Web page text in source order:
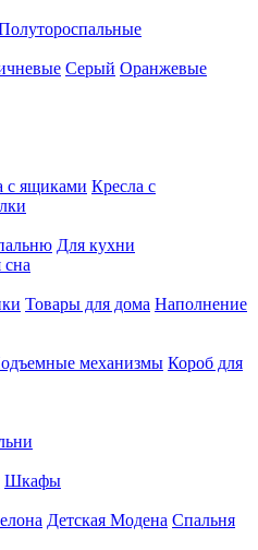
Серый Оранжевые
с ящиками Кресла с
Для кухни
сна
Товары для дома Наполнение
механизмы Короб для
Шкафы
Детская Модена Спальня